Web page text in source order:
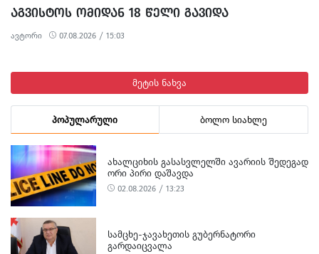
ᲐᲒᲕᲘᲡᲢᲝᲡ ᲝᲛᲘᲓᲐᲜ 18 ᲬᲔᲚᲘ ᲒᲐᲕᲘᲓᲐ
ავტორი 07.08.2026 / 15:03
მეტის ნახვა
პოპულარული ბოლო სიახლე
ᲐᲮᲐᲚᲪᲘᲮᲘᲡ ᲒᲐᲡᲐᲡᲕᲚᲔᲚᲨᲘ ᲐᲕᲐᲠᲘᲘᲡ ᲨᲔᲓᲔᲒᲐᲓ
ᲝᲠᲘ ᲞᲘᲠᲘ ᲓᲐᲨᲐᲕᲓᲐ
02.08.2026 / 13:23
ᲡᲐᲛᲪᲮᲔ-ᲯᲐᲕᲐᲮᲔᲗᲘᲡ ᲒᲣᲑᲔᲠᲜᲐᲢᲝᲠᲘ
ᲒᲐᲠᲓᲐᲘᲪᲕᲐᲚᲐ